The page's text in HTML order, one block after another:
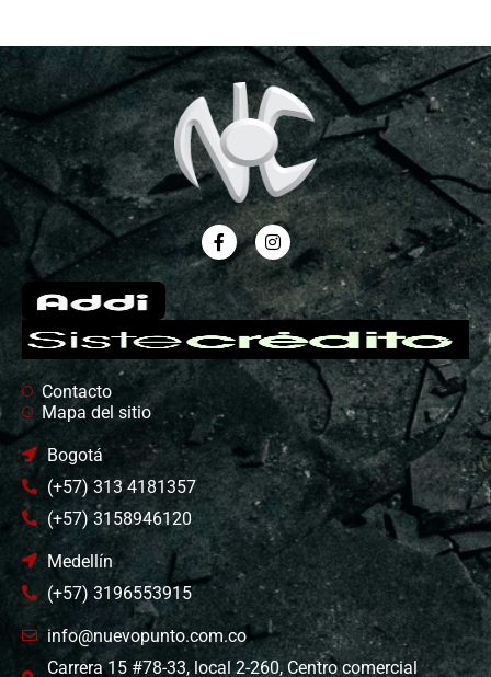
Contacto
Mapa del sitio
Bogotá
(+57) 313 4181357
(+57) 3158946120
Medellín
(+57) 3196553915
info@nuevopunto.com.co
Carrera 15 #78-33, local 2-260, Centro comercial